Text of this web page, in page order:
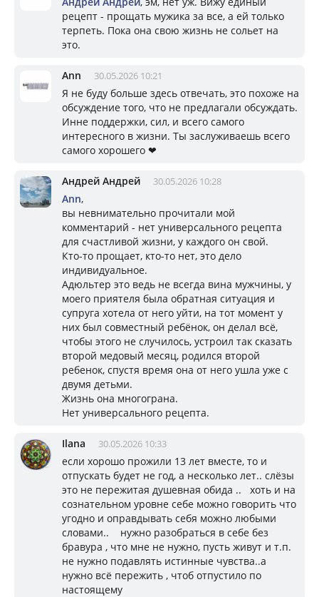
рецепт - прощать мужика за все, а ей только
терпеть. Пока она свою жизнь не сольет на
это.
Ann 30.05.2026 10:21
Я не буду больше здесь отвечать, это похоже на
обсуждение того, что не предлагали обсуждать.
Инне поддержки, сил, и всего самого
интересного в жизни. Ты заслуживаешь всего
самого хорошего ❤
Андрей Андрей 30.05.2026 10:28
Ann,
вы невнимательно прочитали мой
комментарий - нет универсального рецепта
для счастливой жизни, у каждого он свой.
Кто-то прощает, кто-то нет, это дело
индивидуальное.
Адюльтер это ведь не всегда вина мужчины, у
моего приятеля была обратная ситуация и
супруга хотела от него уйти, на тот момент у
них был совместный ребёнок, он делал всё,
чтобы этого не случилось, устроил так сказать
второй медовый месяц, родился второй
ребенок, спустя время она от него ушла уже с
двумя детьми.
Жизнь она многограна.
Нет универсального рецепта.
Ilana 30.05.2026 10:33
если хорошо прожили 13 лет вместе, то и
отпускать будет не год, а несколько лет.. слёзы
это не пережитая душевная обида .. хоть и на
сознательном уровне себе можно говорить что
угодно и оправдывать себя можно любыми
словами.. нужно разобраться в себе без
бравура , что мне не нужно, пусть живут и т.п.
не нужно подавлять истинные чувства..а
нужно всё пережить , чтоб отпустило по
настоящему